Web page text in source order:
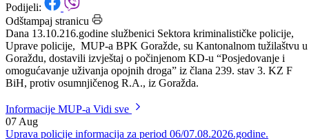
Datum: 14.10.2016.
Podijeli:
Odštampaj stranicu
Dana 13.10.216.godine službenici Sektora kriminalističke policije,
Uprave policije, MUP-a BPK Goražde, su Kantonalnom tužilaštvu u
omogućavanje uživanja opojnih droga” iz člana 239. stav 3. KZ F
BiH, protiv osumnjičenog R.A., iz Goražda.